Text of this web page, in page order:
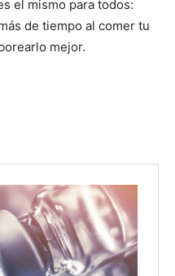
el mismo para todos:
de tiempo al comer tu
mejor.